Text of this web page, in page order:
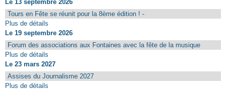
Le 13 septembre 2026
Tours en Fête se réunit pour la 8ème édition ! -
Plus de détails
Le 19 septembre 2026
Forum des associations aux Fontaines avec la fête de la musique
Plus de détails
Le 23 mars 2027
Assises du Journalisme 2027
Plus de détails